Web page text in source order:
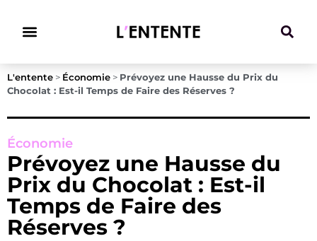
L'entente > Économie > Prévoyez une Hausse du Prix du
Chocolat : Est-il Temps de Faire des Réserves ?
Économie
Prévoyez une Hausse du
Prix du Chocolat : Est-il
Temps de Faire des
Réserves ?